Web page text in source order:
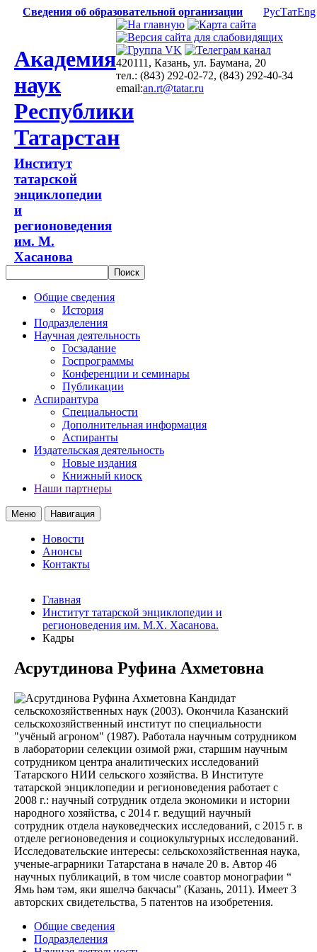
Сведения об образовательной организации РусТатEng
Академия
наук
Республики
Татарстан
Институт
татарской
энциклопедии
и
регионоведения
им. М.
Хасанова
420111, Казань, ул. Баумана, 20
тел.: (843) 292-02-72, (843) 292-40-34
email:an.rt@tatar.ru
Общие сведения
История
Подразделения
Научная деятельность
Госзадание
Госпрограммы
Конференции и семинары
Публикации
Аспирантура
Специальности
Дополнительная информация
Аспиранты
Издательская деятельность
Новые издания
Книжный киоск
Наши партнеры
Меню Навигация
Новости
Анонсы
Контакты
Главная
Институт татарской энциклопедии и
регионоведения им. М.Х. Хасанова.
Кадры
Асрутдинова Руфина Ахметовна
Кандидат
сельскохозяйственных наук (2003). Окончила Казанский
сельскохозяйственный институт по специальности
"учёный агроном" (1987). Работала научным сотрудником
в лаборатории селекции озимой ржи, старшим научным
сотрудником центра аналитических исследований
Татарского НИИ сельского хозяйства. В Институте
татарской энциклопедии и регионоведения работает с
2008 г.: научный сотрудник отдела экономики и истории
народного хозяйства, с 2014 г. ведущий научный
сотрудник отдела науковедческих исследований, с 2015 г. в
отделе регионоведения и социокультурных исследований.
Исследовательские интересы: сельскохозяйственная наука,
ученые-аграрники Татарстана в начале 20 в. Автор 46
научных публикаций, в том числе соавтор монографии “
Ямь һәм тәм, яки яшелчә бакчасы” (Казань, 2011). Имеет 3
авторских свидетельства, 5 патентов на изобретения.
Общие сведения
Подразделения